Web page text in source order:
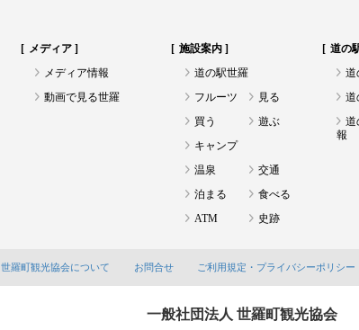
メディア
メディア情報
動画で見る世羅
施設案内
道の駅世羅
フルーツ
見る
買う
遊ぶ
キャンプ
温泉
交通
泊まる
食べる
ATM
史跡
道の
道
道
道
報
世羅町観光協会について お問合せ ご利用規定・プライバシーポリシー
一般社団法人 世羅町観光協会